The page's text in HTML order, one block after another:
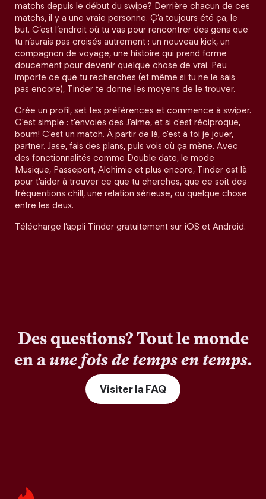
matchs depuis le début du swipe? Derrière chacun de ces
matchs, il y a une vraie personne. Ç’a toujours été ça, le
but. C’est l’endroit où tu vas pour rencontrer des gens que
tu n’aurais pas croisés autrement : un nouveau kick, un
compagnon de voyage, une histoire qui prend forme
doucement pour devenir quelque chose de vrai. Peu
importe ce que tu recherches (et même si tu ne le sais
pas encore), Tinder te donne les moyens de le trouver.
Crée un profil, set tes préférences et commence à swiper.
C'est simple : t'envoies des J'aime, et si c'est réciproque,
boum! C'est un match. À partir de là, c'est à toi je jouer,
partner. Jase, fais des plans, puis vois où ça mène. Avec
des fonctionnalités comme Double date, le mode
Musique, Passeport, Alchimie et plus encore, Tinder est là
pour t'aider à trouver ce que tu cherches, que ce soit des
fréquentions chill, une relation sérieuse, ou quelque chose
entre les deux.
Télécharge l’appli Tinder gratuitement sur iOS et Android.
Des questions? Tout le monde
en aune fois de temps en temps.
Visiter la FAQ